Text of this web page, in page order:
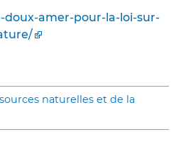
amer-pour-la-loi-sur-
naturelles et de la